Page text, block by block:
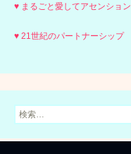
♥ まるごと愛してアセンション
♥ 21世紀のパートナーシップ
検
索: